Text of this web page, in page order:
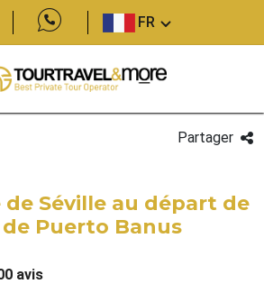
FR
Partager
Séville au départ de
Puerto Banus
avis